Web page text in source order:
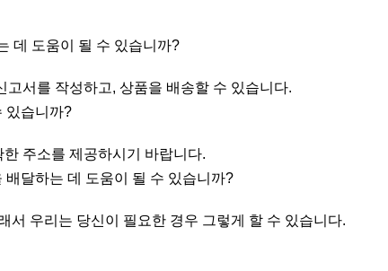
데 도움이 될 수 있습니까?
서를 작성하고, 상품을 배송할 수 있습니다.
있습니까?
주소를 제공하시기 바랍니다.
달하는 데 도움이 될 수 있습니까?
서 우리는 당신이 필요한 경우 그렇게 할 수 있습니다.